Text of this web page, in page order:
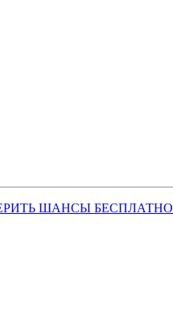
ШАНСЫ БЕСПЛАТНО